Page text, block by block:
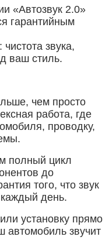
«Автозвук 2.0»
гарантийным
звука,
ваш стиль.
чем просто
работа, где
проводку,
полный цикл
до
того, что звук
день.
установку прямо
автомобиль звучит